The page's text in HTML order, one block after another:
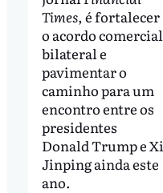
Times, é fortalecer
o acordo comercial
bilateral e
pavimentar o
caminho para um
encontro entre os
presidentes
Donald Trump e Xi
Jinping ainda este
ano.